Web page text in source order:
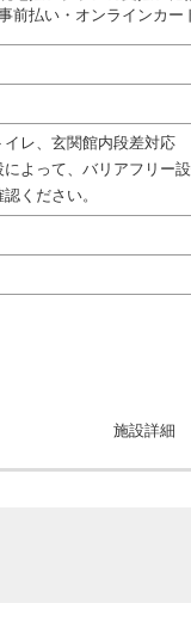
前払い・オンラインカ
イレ、玄関館内段差対応
よって、バリアフリー
ください。
施設詳細